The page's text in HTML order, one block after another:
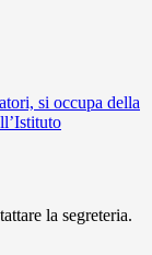
si occupa della
la segreteria.